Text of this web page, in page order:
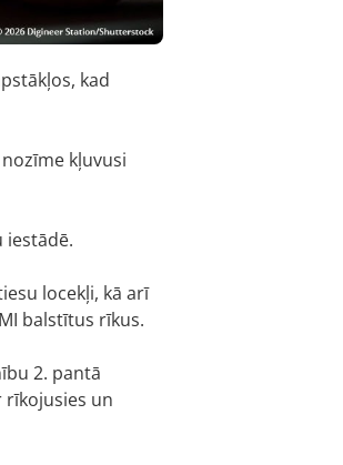
kad
kļuvusi
iestādē.
locekļi, kā arī
balstītus rīkus.
2. pantā
rīkojusies un